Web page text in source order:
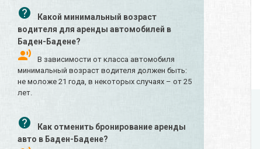
Какой минимальный возраст
водителя для аренды автомобилей в
Баден-Бадене?
В зависимости от класса автомобиля
минимальный возраст водителя должен быть:
не моложе 21 года, в некоторых случаях – от 25
лет.
Как отменить бронирование аренды
авто в Баден-Бадене?